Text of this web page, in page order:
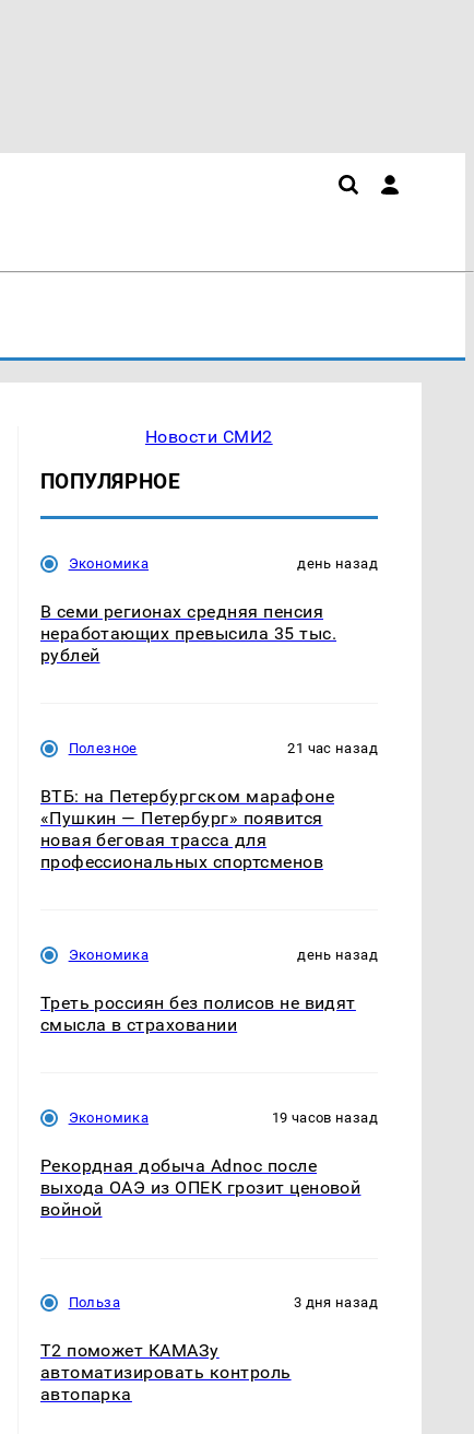
Новости СМИ2
ПОПУЛЯРНОЕ
Экономика день назад
В семи регионах средняя пенсия
неработающих превысила 35 тыс.
рублей
Полезное 21 час назад
ВТБ: на Петербургском марафоне
«Пушкин — Петербург» появится
новая беговая трасса для
профессиональных спортсменов
Экономика день назад
Треть россиян без полисов не видят
смысла в страховании
Экономика 19 часов назад
Рекордная добыча Adnoc после
выхода ОАЭ из ОПЕК грозит ценовой
войной
Польза 3 дня назад
T2 поможет КАМАЗу
автоматизировать контроль
автопарка